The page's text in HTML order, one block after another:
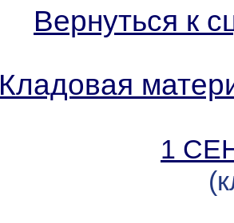
Вернуться к
Кладовая
1